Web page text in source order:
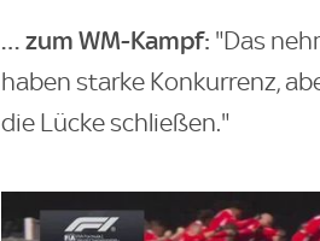
… zum WM-Kampf: "Das
haben starke Konkurrenz,
die Lücke schließen."